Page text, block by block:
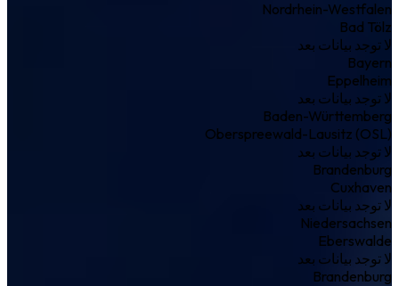
Nordrhein-Westfalen
Bad Tölz
لا توجد بيانات بعد
Bayern
Eppelheim
لا توجد بيانات بعد
Baden-Württemberg
Oberspreewald-Lausitz (OSL)
لا توجد بيانات بعد
Brandenburg
Cuxhaven
لا توجد بيانات بعد
Niedersachsen
Eberswalde
لا توجد بيانات بعد
Brandenburg